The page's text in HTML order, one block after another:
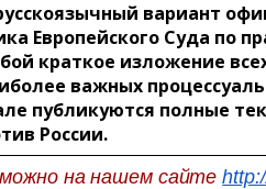
вариант
Европейского Суда по
краткое изложение
важных
публикуются полные
России.
на нашем сайте